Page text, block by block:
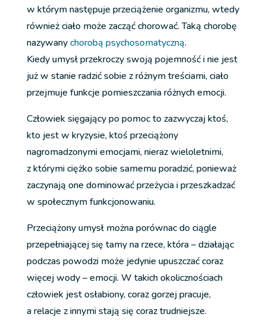
w którym następuje przeciążenie organizmu, wtedy
również ciało może zacząć chorować. Taką chorobę
nazywanychorobą psychosomatyczną.
Kiedy umysł przekroczy swoją pojemność i nie jest
już w stanie radzić sobie z różnym treściami, ciało
przejmuje funkcje pomieszczania różnych emocji.
Człowiek sięgający po pomoc to zazwyczaj ktoś,
kto jest w kryzysie, ktoś przeciążony
nagromadzonymi emocjami, nieraz wieloletnimi,
z którymi ciężko sobie samemu poradzić, ponieważ
zaczynają one dominować przeżycia i przeszkadzać
w społecznym funkcjonowaniu.
Przeciążony umysł można porównac do ciągle
przepełniającej się tamy na rzece, która – działając
podczas powodzi może jedynie upuszczać coraz
więcej wody – emocji. W takich okolicznościach
człowiek jest osłabiony, coraz gorzej pracuje,
a relacje z innymi stają się coraz trudniejsze.